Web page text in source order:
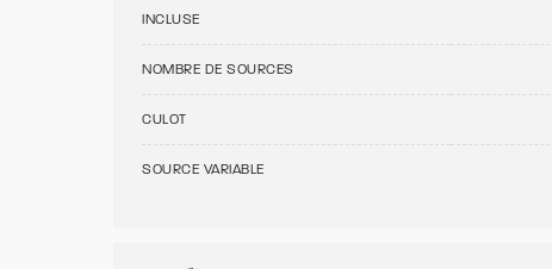
INCLUSE
NOMBRE DE SOURCES
CULOT
SOURCE VARIABLE